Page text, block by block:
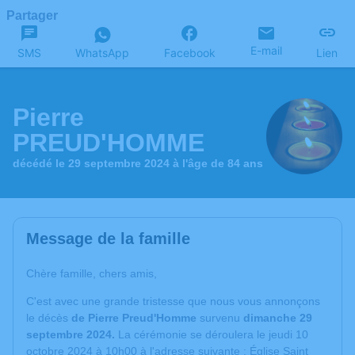
Partager
SMS WhatsApp Facebook E-mail Lien
Pierre
PREUD'HOMME
décédé le 29 septembre 2024 à l'âge de 84 ans
Message de la famille
Chère famille, chers amis,
C'est avec une grande tristesse que nous vous annonçons
le décès de Pierre Preud'Homme survenu dimanche 29
septembre 2024. La cérémonie se déroulera le jeudi 10
octobre 2024 à 10h00 à l'adresse suivante : Église Saint